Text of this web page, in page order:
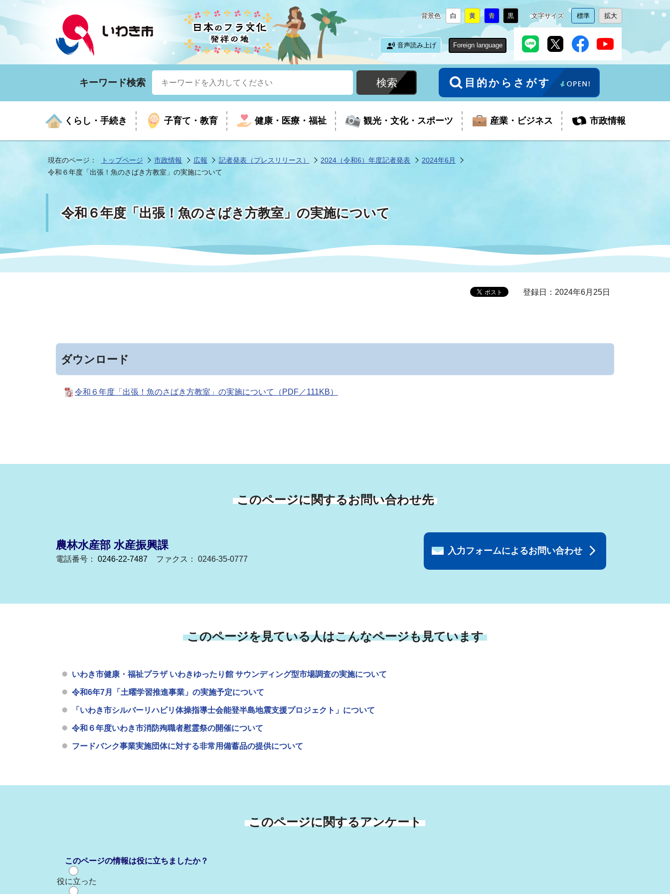
背景色
背
景
色
を
白
に
更
背
色
を
黄
に
更
背
色
を
青
に
更
背
景
黒
に
変
文字サイズ
文
字
サ
イ
を
標準
に
変
文
字
サ
イ
拡大
に
変
音声読み上げ
Foreign language
キーワード検索 目的からさがす
くらし・手続き
くらしの手続きガイド いざという時に
年金・保険 マイナンバー 住まい・生活・相談
まちづくり 移住・定住 人権・男女共同参画
子育て・教育
生涯学習 子育て
健康・医療・福祉
医療 健康
高齢者福祉・介護 地域包括ケア(介護予防等) 福祉事業者向け情報
福祉に関するその他の情報 地域福祉
新型コロナウイルス感染症特
医療センター
観光・文化・スポーツ
お知らせ 年間イベントの案内
目的から探す モデルコース 歴史・文化
スポーツ 教育旅行 国際・国内交流
産業・ビジネス
入札・契約 産業振興
企業立地 福祉・介護 都市計画・開発・建築
保健・衛生 除染事業 環境法令等に基づく届出
市政情報
市の紹介 市長室
市の統計 広報 広聴
職員 行政改革
情報公開・個人情報保護
監査委員 農業委員会
現在のページ： トップページ 市政情報 広報 記者発表（プレスリリース） 2024（令和6）年度記者発表
2024年6月
令和６年度「出張！魚のさばき方教室」の実施について
令和６年度「出張！魚のさばき方教室」の実施について
登録日：2024年6月25日
ダウンロード
令和６年度「出張！魚のさばき方教室」の実施について（PDF／111KB）
このページに関するお問い合わせ先
農林水産部 水産振興課
電話番号： 0246-22-7487 ファクス： 0246-35-0777
入力フォームによるお問い合わせ
このページを見ている人はこんなページも見ています
いわき市健康・福祉プラザ いわきゆったり館 サウンディング型市場調査の実施について
令和6年7月「土曜学習推進事業」の実施予定について
「いわき市シルバーリハビリ体操指導士会能登半島地震支援プロジェクト」について
令和６年度いわき市消防殉職者慰霊祭の開催について
フードバンク事業実施団体に対する非常用備蓄品の提供について
このページに関するアンケート
このページの情報は役に立ちましたか？
役に立った